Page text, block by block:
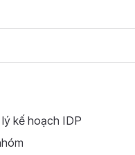
kế hoạch IDP